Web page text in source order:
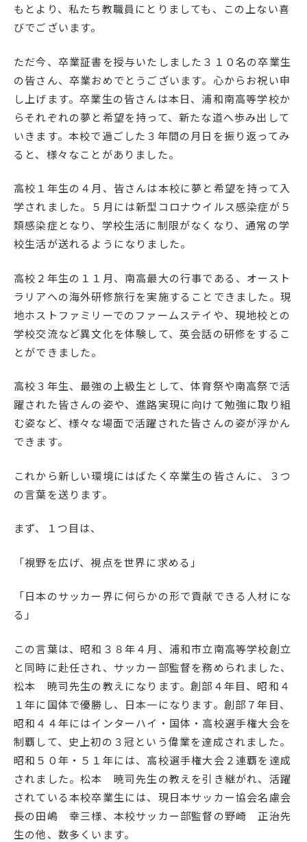
もとより、私たち教職員にとりましても、この上ない喜
びでございます。
ただ今、卒業証書を授与いたしました３１０名の卒業生
の皆さん、卒業おめでとうございます。心からお祝い申
し上げます。卒業生の皆さんは本日、浦和南高等学校か
らそれぞれの夢と希望を持って、新たな道へ歩み出して
いきます。本校で過ごした３年間の月日を振り返ってみ
ると、様々なことがありました。
高校１年生の４月、皆さんは本校に夢と希望を持って入
学されました。５月には新型コロナウイルス感染症が５
類感染症となり、学校生活に制限がなくなり、通常の学
校生活が送れるようになりました。
高校２年生の１１月、南高最大の行事である、オースト
ラリアへの海外研修旅行を実施することできました。現
地ホストファミリーでのファームステイや、現地校との
学校交流など異文化を体験して、英会話の研修をするこ
とができました。
高校３年生、最強の上級生として、体育祭や南高祭で活
躍された皆さんの姿や、進路実現に向けて勉強に取り組
む姿など、様々な場面で活躍された皆さんの姿が浮かん
できます。
これから新しい環境にはばたく卒業生の皆さんに、３つ
の言葉を送ります。
まず、１つ目は、
「視野を広げ、視点を世界に求める」
「日本のサッカー界に何らかの形で貢献できる人材にな
る」
この言葉は、昭和３８年４月、浦和市立南高等学校創立
と同時に赴任され、サッカー部監督を務められました、
松本 暁司先生の教えになります。創部４年目、昭和４
１年に国体で優勝し、日本一になります。創部７年目、
昭和４４年にはインターハイ・国体・高校選手権大会を
制覇して、史上初の３冠という偉業を達成されました。
昭和５０年・５１年には、高校選手権大会２連覇を達成
されました。松本 暁司先生の教えを引き継がれ、活躍
されている本校卒業生には、現日本サッカー協会名慮会
長の田嶋 幸三様、本校サッカー部監督の野崎 正治先
生の他、数多くいます。